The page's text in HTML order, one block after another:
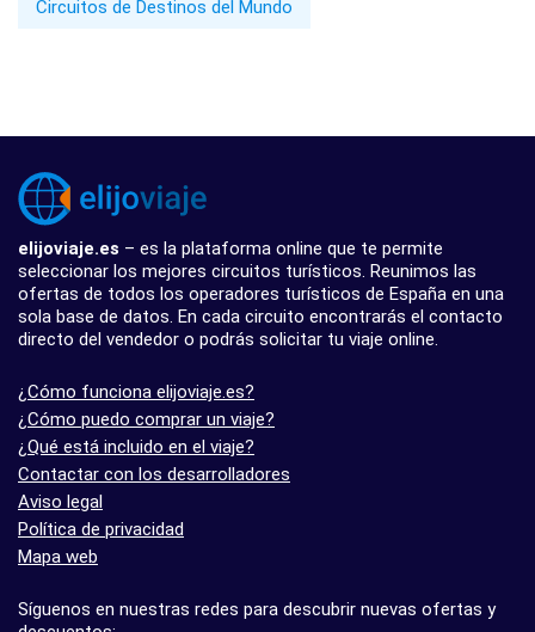
Circuitos de Destinos del Mundo
elijoviaje.es – es la plataforma online que te permite
seleccionar los mejores circuitos turísticos. Reunimos las
ofertas de todos los operadores turísticos de España en una
sola base de datos. En cada circuito encontrarás el contacto
directo del vendedor o podrás solicitar tu viaje online.
¿Cómo funciona elijoviaje.es?
¿Cómo puedo comprar un viaje?
¿Qué está incluido en el viaje?
Contactar con los desarrolladores
Aviso legal
Política de privacidad
Mapa web
Síguenos en nuestras redes para descubrir nuevas ofertas y